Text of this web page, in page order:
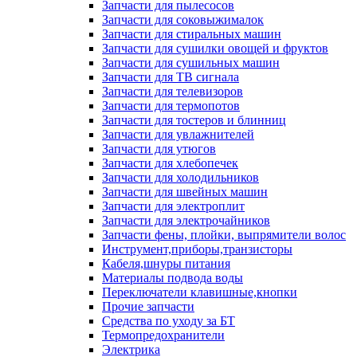
Запчасти для пылесосов
Запчасти для соковыжималок
Запчасти для стиральных машин
Запчасти для сушилки овощей и фруктов
Запчасти для сушильных машин
Запчасти для ТВ сигнала
Запчасти для телевизоров
Запчасти для термопотов
Запчасти для тостеров и блинниц
Запчасти для увлажнителей
Запчасти для утюгов
Запчасти для хлебопечек
Запчасти для холодильников
Запчасти для швейных машин
Запчасти для электроплит
Запчасти для электрочайников
Запчасти фены, плойки, выпрямители волос
Инструмент,приборы,транзисторы
Кабеля,шнуры питания
Материалы подвода воды
Переключатели клавишные,кнопки
Прочие запчасти
Средства по уходу за БТ
Термопредохранители
Электрика